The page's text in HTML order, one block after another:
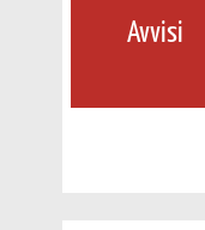
Avvisi